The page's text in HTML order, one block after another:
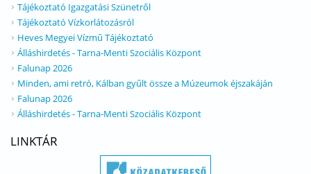
Tájékoztató Igazgatási Szünetről
Tájékoztató Vízkorlátozásról
Heves Megyei Vízmű Tájékoztató
Álláshirdetés - Tarna-Menti Szociális Központ
Falunap 2026
Minden, ami retró, Kálban gyűlt össze a Múzeumok éjszakáján
Falunap 2026
Álláshirdetés - Tarna-Menti Szociális Központ
LINKTÁR